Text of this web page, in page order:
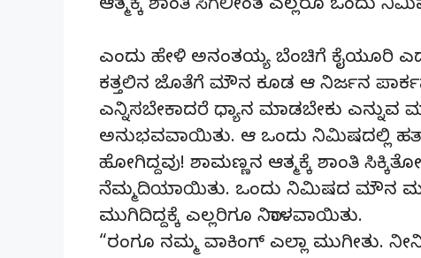
ಆತ್ಮಕ್ಕೆ ಶಾಂತಿ ಸಿಗಲೀಂತ ಎಲ್ಲರೂ
ಎಂದು ಹೇಳಿ ಅನಂತಯ್ಯ ಬೆಂಚಿಗೆ ಕೈಯೂರಿ
ಕತ್ತಲಿನ ಜೊತೆಗೆ ಮೌನ ಕೂಡ ಆ ನಿರ್ಜನ
ಎನ್ನಿಸಬೇಕಾದರೆ ಧ್ಯಾನ ಮಾಡಬೇಕು
ಅನುಭವವಾಯಿತು. ಆ ಒಂದು ನಿಮಿಷದಲ್ಲಿ
ಹೋಗಿದ್ದವು! ಶಾಮಣ್ಣನ ಆತ್ಮಕ್ಕೆ ಶಾಂತಿ
ನೆಮ್ಮದಿಯಾಯಿತು. ಒಂದು ನಿಮಿಷದ ಮೌನ
ಮುಗಿದಿದ್ದಕ್ಕೆ ಎಲ್ಲರಿಗೂ ನಿರಾಳವಾಯಿತು.
“ರಂಗೂ ನಮ್ಮ ವಾಕಿಂಗ್ ಎಲ್ಲಾ ಮುಗೀತು.